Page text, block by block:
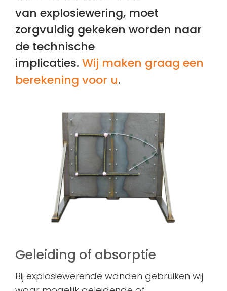
van explosiewering, moet
zorgvuldig gekeken worden naar
de technische
implicaties. Wij maken graag een
berekening voor u.
Geleiding of absorptie
Bij explosiewerende wanden gebruiken wij